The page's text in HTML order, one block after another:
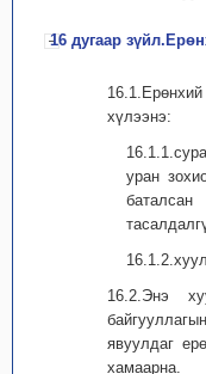
16 дугаар
хүлээнэ:
уран
баталсан
16.2.Энэ
явуулдаг
хамаарна.